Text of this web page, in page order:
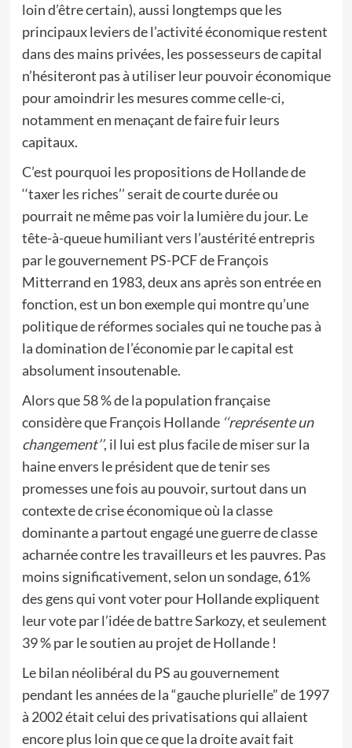
loin d’être certain), aussi longtemps que les
principaux leviers de l’activité économique restent
dans des mains privées, les possesseurs de capital
n’hésiteront pas à utiliser leur pouvoir économique
pour amoindrir les mesures comme celle-ci,
notamment en menaçant de faire fuir leurs
capitaux.
C’est pourquoi les propositions de Hollande de
‘‘taxer les riches’’ serait de courte durée ou
pourrait ne même pas voir la lumière du jour. Le
tête-à-queue humiliant vers l’austérité entrepris
par le gouvernement PS-PCF de François
Mitterrand en 1983, deux ans après son entrée en
fonction, est un bon exemple qui montre qu’une
politique de réformes sociales qui ne touche pas à
la domination de l’économie par le capital est
absolument insoutenable.
Alors que 58 % de la population française
considère que François Hollande ‘‘représente un
changement’’, il lui est plus facile de miser sur la
haine envers le président que de tenir ses
promesses une fois au pouvoir, surtout dans un
contexte de crise économique où la classe
dominante a partout engagé une guerre de classe
acharnée contre les travailleurs et les pauvres. Pas
moins significativement, selon un sondage, 61%
des gens qui vont voter pour Hollande expliquent
leur vote par l’idée de battre Sarkozy, et seulement
39 % par le soutien au projet de Hollande !
Le bilan néolibéral du PS au gouvernement
pendant les années de la “gauche plurielle” de 1997
à 2002 était celui des privatisations qui allaient
encore plus loin que ce que la droite avait fait